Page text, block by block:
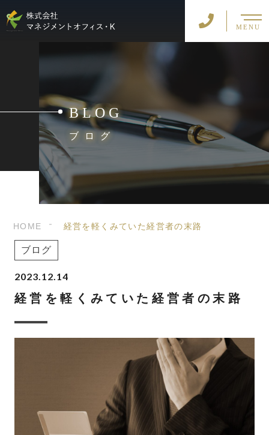
MENU
BLOG
ブログ
HOME 経営を軽くみていた経営者の末路
ブログ
2023.12.14
経営を軽くみていた経営者の末路